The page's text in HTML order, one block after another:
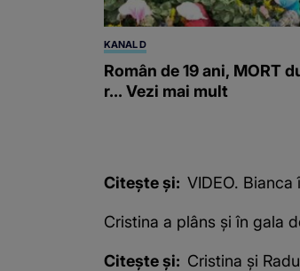
KANAL D
Român de 19 ani, MORT
r... Vezi mai mult
Citește și: VIDEO.
Cristina a plâns și în gala
Citește și: Cristina și